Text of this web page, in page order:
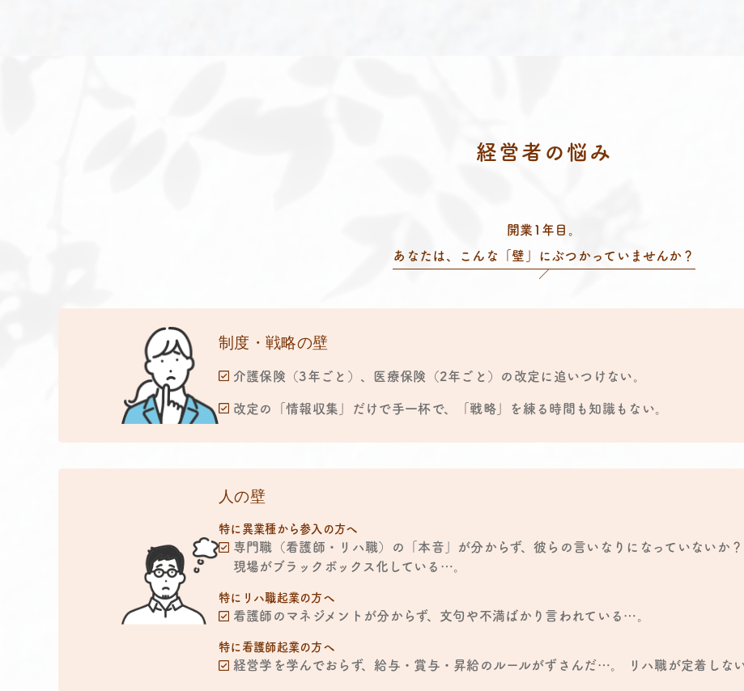
経営者の悩み
開業1年目。
あなたは、こんな「壁」にぶつかっていませんか？
制度・戦略の壁
介護保険（3年ごと）、医療保険（2年ごと）の改定に追いつけない。
改定の「情報収集」だけで手一杯で、「戦略」を練る時間も知識もない。
人の壁
特に異業種から参入の方へ
専門職（看護師・リハ職）の「本音」が分からず、彼らの言いなりになっていないか？
現場がブラックボックス化している…。
特にリハ職起業の方へ
看護師のマネジメントが分からず、文句や不満ばかり言われている…。
特に看護師起業の方へ
経営学を学んでおらず、給与・賞与・昇給のルールがずさんだ…。 リハ職が定着しな